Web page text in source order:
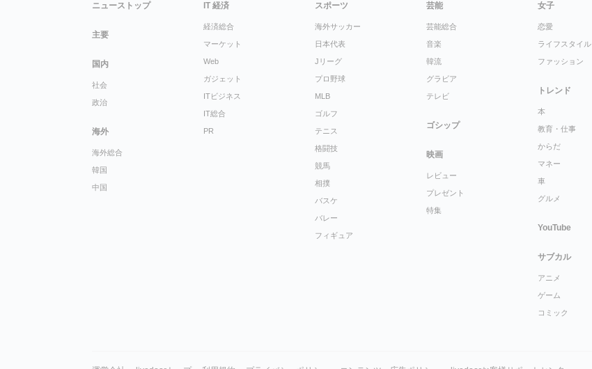
ニューストップ
主要
国内
社会
政治
海外
海外総合
韓国
中国
IT 経済
経済総合
マーケット
Web
ガジェット
ITビジネス
IT総合
PR
スポーツ
海外サッカー
日本代表
Jリーグ
プロ野球
MLB
ゴルフ
テニス
格闘技
競馬
相撲
バスケ
バレー
フィギュア
芸能
芸能総合
音楽
韓流
グラビア
テレビ
ゴシップ
映画
レビュー
プレゼント
特集
女子
恋愛
ライフスタイル
ファッション
トレンド
本
教育・仕事
からだ
マネー
車
グルメ
YouTube
サブカル
アニメ
ゲーム
コミック